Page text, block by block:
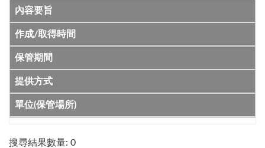
內容要旨
作成/取得時間
保管期間
提供方式
單位(保管場所)
搜尋結果數量: 0